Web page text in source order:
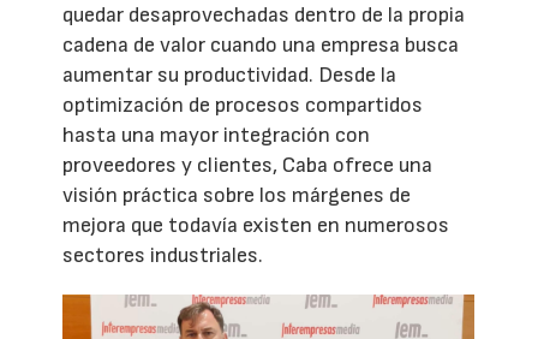
quedar desaprovechadas dentro de la propia
cadena de valor cuando una empresa busca
aumentar su productividad. Desde la
optimización de procesos compartidos
hasta una mayor integración con
proveedores y clientes, Caba ofrece una
visión práctica sobre los márgenes de
mejora que todavía existen en numerosos
sectores industriales.